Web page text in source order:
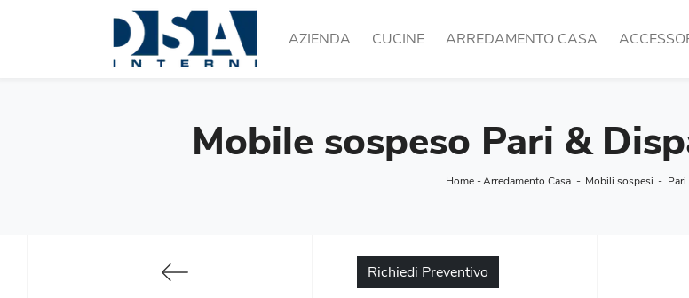
AZIENDA CUCINE ARREDAMENTO CASA
Mobile sospeso Pari &
Home-Arredamento Casa - Mobili sospesi -
Richiedi Preventivo